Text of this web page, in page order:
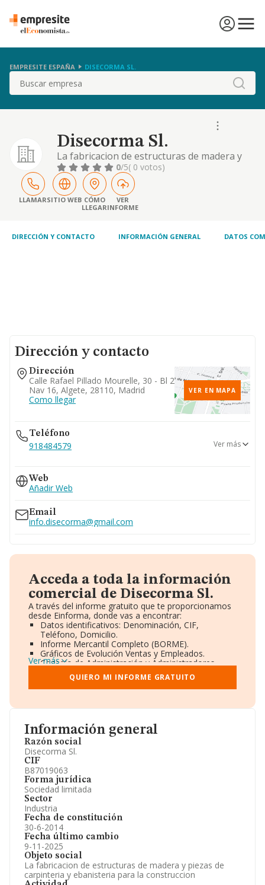
EMPRESITE ESPAÑA DISECORMA SL.
Buscar
Disecorma Sl.
La fabricacion de estructuras de madera y
piezas de carpinteria y ebanisteria para la
construccion
0/5( 0 votos)
LLAMARSITIO WEB CÓMO
LLEGAR
VER
INFORME
DIRECCIÓN Y CONTACTO INFORMACIÓN GENERAL DATOS
Información general
Razón social
Disecorma Sl.
CIF
B87019063
Forma jurídica
Sociedad limitada
Sector
Industria
Fecha de constitución
30-6-2014
Fecha último cambio
9-11-2025
Objeto social
La fabricacion de estructuras de madera y piezas de
carpinteria y ebanisteria para la construccion
Dirección y contacto
Dirección
Calle Rafael Pillado Mourelle, 30 - Bl 2
Nav 16, Algete, 28110, Madrid
Como llegar
VER EN MAPA
Teléfono
918484579
676...
Ver teléfono 676...
Ver más
Web
Añadir Web
Email
info.disecorma@gmail.com
Acceda a toda la información
comercial de Disecorma Sl.
A través del informe gratuito que te proporcionamos
desde Einforma, donde vas a encontrar:
Datos identificativos: Denominación, CIF,
Teléfono, Domicilio.
Informe Mercantil Completo (BORME).
Gráficos de Evolución Ventas y Empleados.
Consejo de Administración y Administradores.
Directivos y Ejecutivos.
Accionistas.
Participaciones y Vinculaciones en otras empresas.
Información oficial y registral complementaria.
Ver más
QUIERO MI INFORME GRATUITO